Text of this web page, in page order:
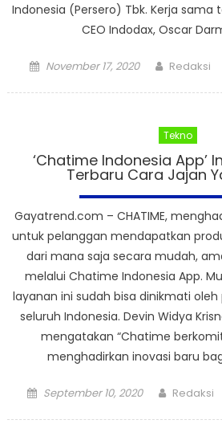
Indonesia (Persero) Tbk. Kerja sama
CEO Indodax, Oscar
Posted
November 17, 2020 Author
Redaksi
Tekno
‘Chatime Indonesia App’
Terbaru Cara Jajan
Gayatrend.com – CHATIME,
untuk pelanggan mendapatkan
dari mana saja secara mudah,
melalui Chatime Indonesia App.
layanan ini sudah bisa dinikmati
seluruh Indonesia. Devin Widya
mengatakan “Chatime
menghadirkan inovasi baru
Posted
September 10, 2020 Author
Redaksi